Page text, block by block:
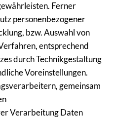
Ferner
personenbezogener
bzw. Auswahl von
entsprechend
durch Technikgestaltung
Voreinstellungen.
gemeinsam
Verarbeitung Daten